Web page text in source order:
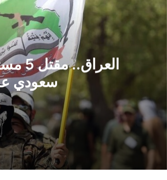
سعودي
منذ ساعتين
العراق.. مقتل 5 مستشارين إيرانيين في قصف أمريكي سعودي على مقار للحشد الشعبي